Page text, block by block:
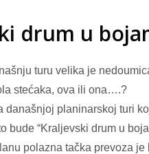
drum u
turu velika je
stećaka, ova ili ona….?
današnjoj planinarskoj turi
bude “Kraljevski drum u
polazna tačka prevoza